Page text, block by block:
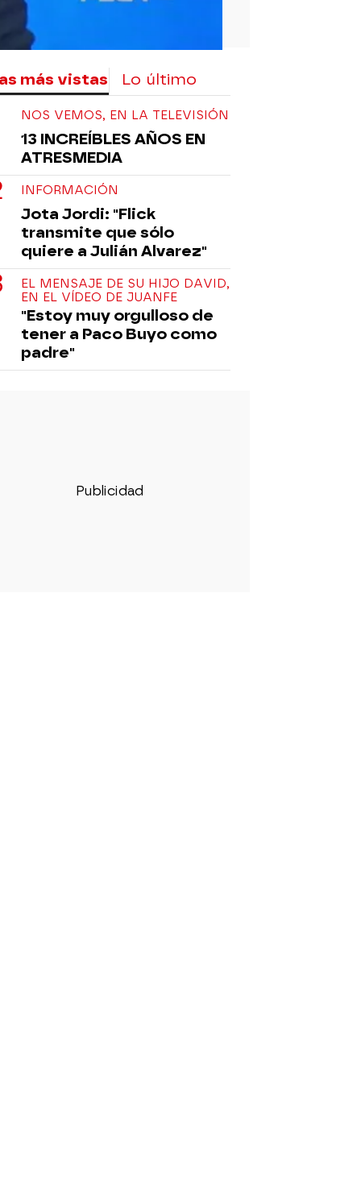
más vistas Lo último
NOS VEMOS, EN LA TELEVISIÓN
13 INCREÍBLES AÑOS EN
ATRESMEDIA
INFORMACIÓN
Jota Jordi: "Flick
transmite que sólo
quiere a Julián Alvarez"
EL MENSAJE DE SU HIJO DAVID,
EN EL VÍDEO DE JUANFE
"Estoy muy orgulloso de
tener a Paco Buyo como
padre"